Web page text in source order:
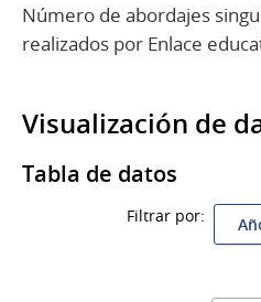
Número de abordajes
realizados por Enlace
Visualización de
Tabla de datos
Filtrar por: